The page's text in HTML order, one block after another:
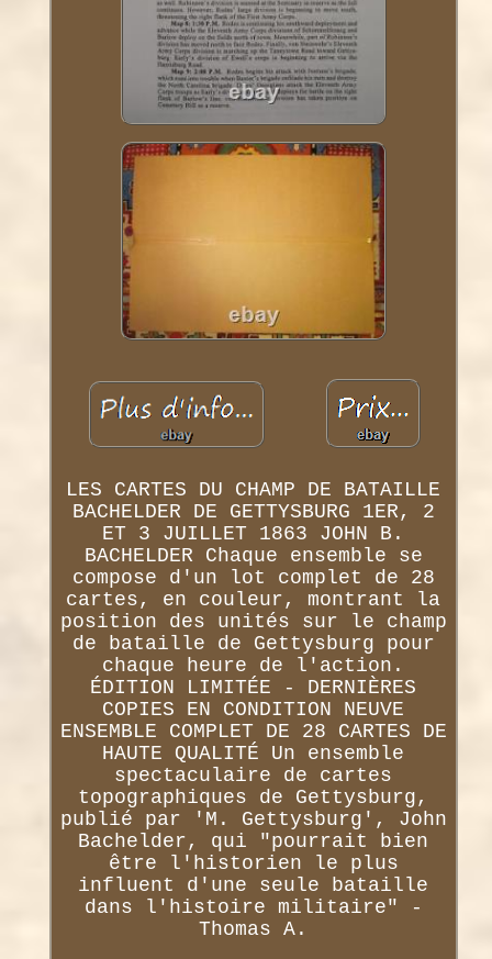
LES CARTES DU CHAMP DE BATAILLE
BACHELDER DE GETTYSBURG 1ER, 2
ET 3 JUILLET 1863 JOHN B.
BACHELDER Chaque ensemble se
compose d'un lot complet de 28
cartes, en couleur, montrant la
position des unités sur le champ
de bataille de Gettysburg pour
chaque heure de l'action.
ÉDITION LIMITÉE - DERNIÈRES
COPIES EN CONDITION NEUVE
ENSEMBLE COMPLET DE 28 CARTES DE
HAUTE QUALITÉ Un ensemble
spectaculaire de cartes
topographiques de Gettysburg,
publié par 'M. Gettysburg', John
Bachelder, qui "pourrait bien
être l'historien le plus
influent d'une seule bataille
dans l'histoire militaire" -
Thomas A.